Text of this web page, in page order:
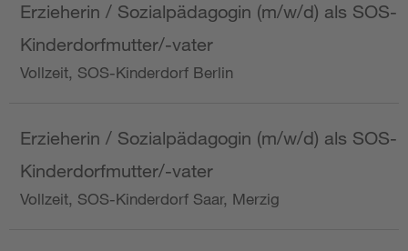
Erzieherin / Sozialpädagogin (m/w/d) als SOS-
Kinderdorfmutter/-vater
Vollzeit, SOS-Kinderdorf Berlin
Erzieherin / Sozialpädagogin (m/w/d) als SOS-
Kinderdorfmutter/-vater
Vollzeit, SOS-Kinderdorf Saar, Merzig